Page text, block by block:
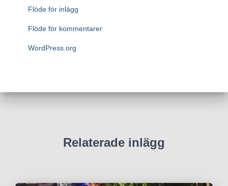
Flöde för inlägg
Flöde för kommentarer
WordPress.org
Relaterade inlägg